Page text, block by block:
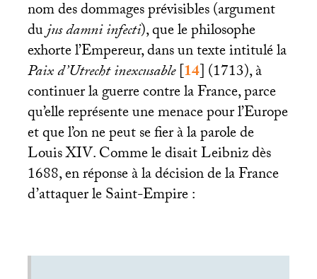
nom des dommages prévisibles (argument
dujus damni infecti), que le philosophe
exhorte l’Empereur, dans un texte intitulé la
Paix d’Utrecht inexcusable[14](1713), à
continuer la guerre contre la France, parce
qu’elle représente une menace pour l’Europe
et que l’on ne peut se fier à la parole de
LouisXIV. Comme le disait Leibniz dès
1688, en réponse à la décision de la France
d’attaquer le Saint-Empire :